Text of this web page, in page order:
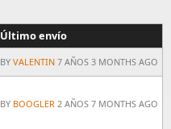
Último envío
BY VALENTIN 7 AÑOS 3 MONTHS AGO
BY BOOGLER 2 AÑOS 7 MONTHS AGO